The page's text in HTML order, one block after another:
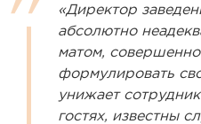
«Директор
абсолютно
матом, совершенно
формулировать
унижает
гостях, известны